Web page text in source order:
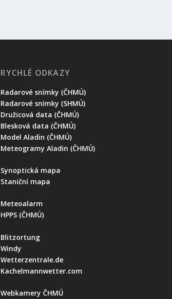
RYCHLÉ ODKAZY
Radarové snímky (ČHMÚ)
Radarové snímky (SHMÚ)
Družicová data (ČHMÚ)
Blesková data (ČHMÚ)
Model Aladin (ČHMÚ)
Meteogramy Aladin (ČHMÚ)
Synoptická mapa
Staniční mapa
Meteoalarm
HPPS (ČHMÚ)
Blitzortung
Windy
Wetterzentrale.de
Kachelmannwetter.com
Webkamery ČHMÚ